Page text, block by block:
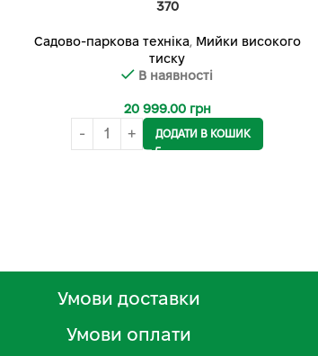
370
Садово-паркова техніка, Мийки високого
тиску
В наявності
20 999.00 грн
ДОДАТИ В КОШИК
Умови доставки
Умови оплати